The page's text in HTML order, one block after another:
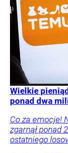
Wielkie
ponad dwa
Co za emocje!
zgarnął ponad
ostatniego